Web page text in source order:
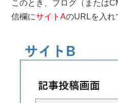
このとき、ブログ（または
信欄にサイトAのURLを入れ